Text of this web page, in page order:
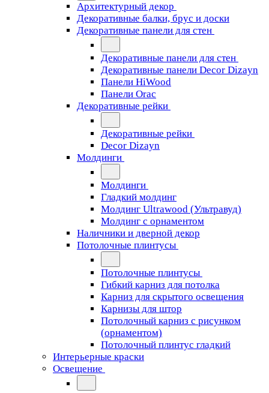
Архитектурный декор
Декоративные балки, брус и доски
Декоративные панели для стен
Декоративные панели для стен
Декоративные панели Decor Dizayn
Панели HiWood
Панели Orac
Декоративные рейки
Декоративные рейки
Decor Dizayn
Молдинги
Молдинги
Гладкий молдинг
Молдинг Ultrawood (Ультравуд)
Молдинг с орнаментом
Наличники и дверной декор
Потолочные плинтусы
Потолочные плинтусы
Гибкий карниз для потолка
Карниз для скрытого освещения
Карнизы для штор
Потолочный карниз с рисунком
(орнаментом)
Потолочный плинтус гладкий
Интерьерные краски
Освещение